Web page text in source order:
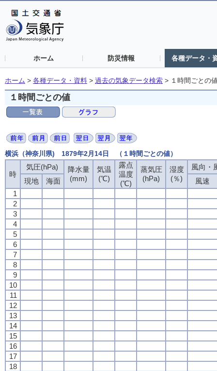
ホーム 防災情報 各種データ・
ホーム > 各種データ・資料 > 過去の気象データ検索 > １時間ごとの
１時間ごとの値
横浜（神奈川県) 1879年2月14日 （１時間ごとの値）
時
気圧(hPa)
降水量
(mm)
気温
(℃)
露点
温度
(℃)
蒸気圧
(hPa)
湿度
(％)
風向・
現地
海面
風速
1
2
3
4
5
6
7
8
9
10
11
12
13
14
15
16
17
18
時
気圧(hPa)
降水量
(mm)
気温
(℃)
露点
温度
(℃)
蒸気圧
(hPa)
湿度
(％)
風向・
現地
海面
風速
1
2
3
4
5
6
7
8
9
10
11
12
13
14
15
16
17
18
時
気圧(hPa)
降水量
(mm)
気温
(℃)
露点
温度
(℃)
蒸気圧
(hPa)
湿度
(％)
風向・
現地
海面
風速
1
2
3
4
5
6
7
8
9
10
11
12
13
14
15
16
17
18
時
気圧(hPa)
降水量
(mm)
気温
(℃)
露点
温度
(℃)
蒸気圧
(hPa)
湿度
(％)
風向・
現地
海面
風速
1
2
3
4
5
6
7
8
9
10
11
12
13
14
15
16
17
18